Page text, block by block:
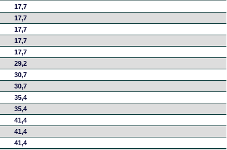
17,7
17,7
17,7
17,7
17,7
29,2
30,7
30,7
35,4
35,4
41,4
41,4
41,4